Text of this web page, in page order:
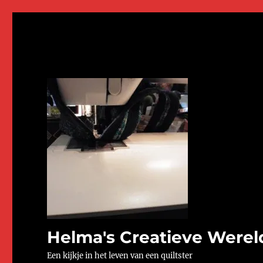
Helma's Creatieve
Een kijkje in het leven van een quiltster